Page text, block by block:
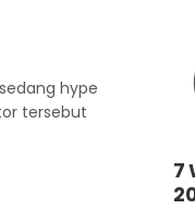
hype
tersebut
7